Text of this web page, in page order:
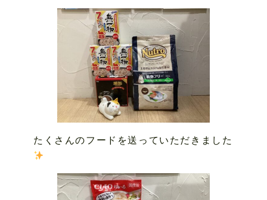
たくさんのフードを送っていただきました